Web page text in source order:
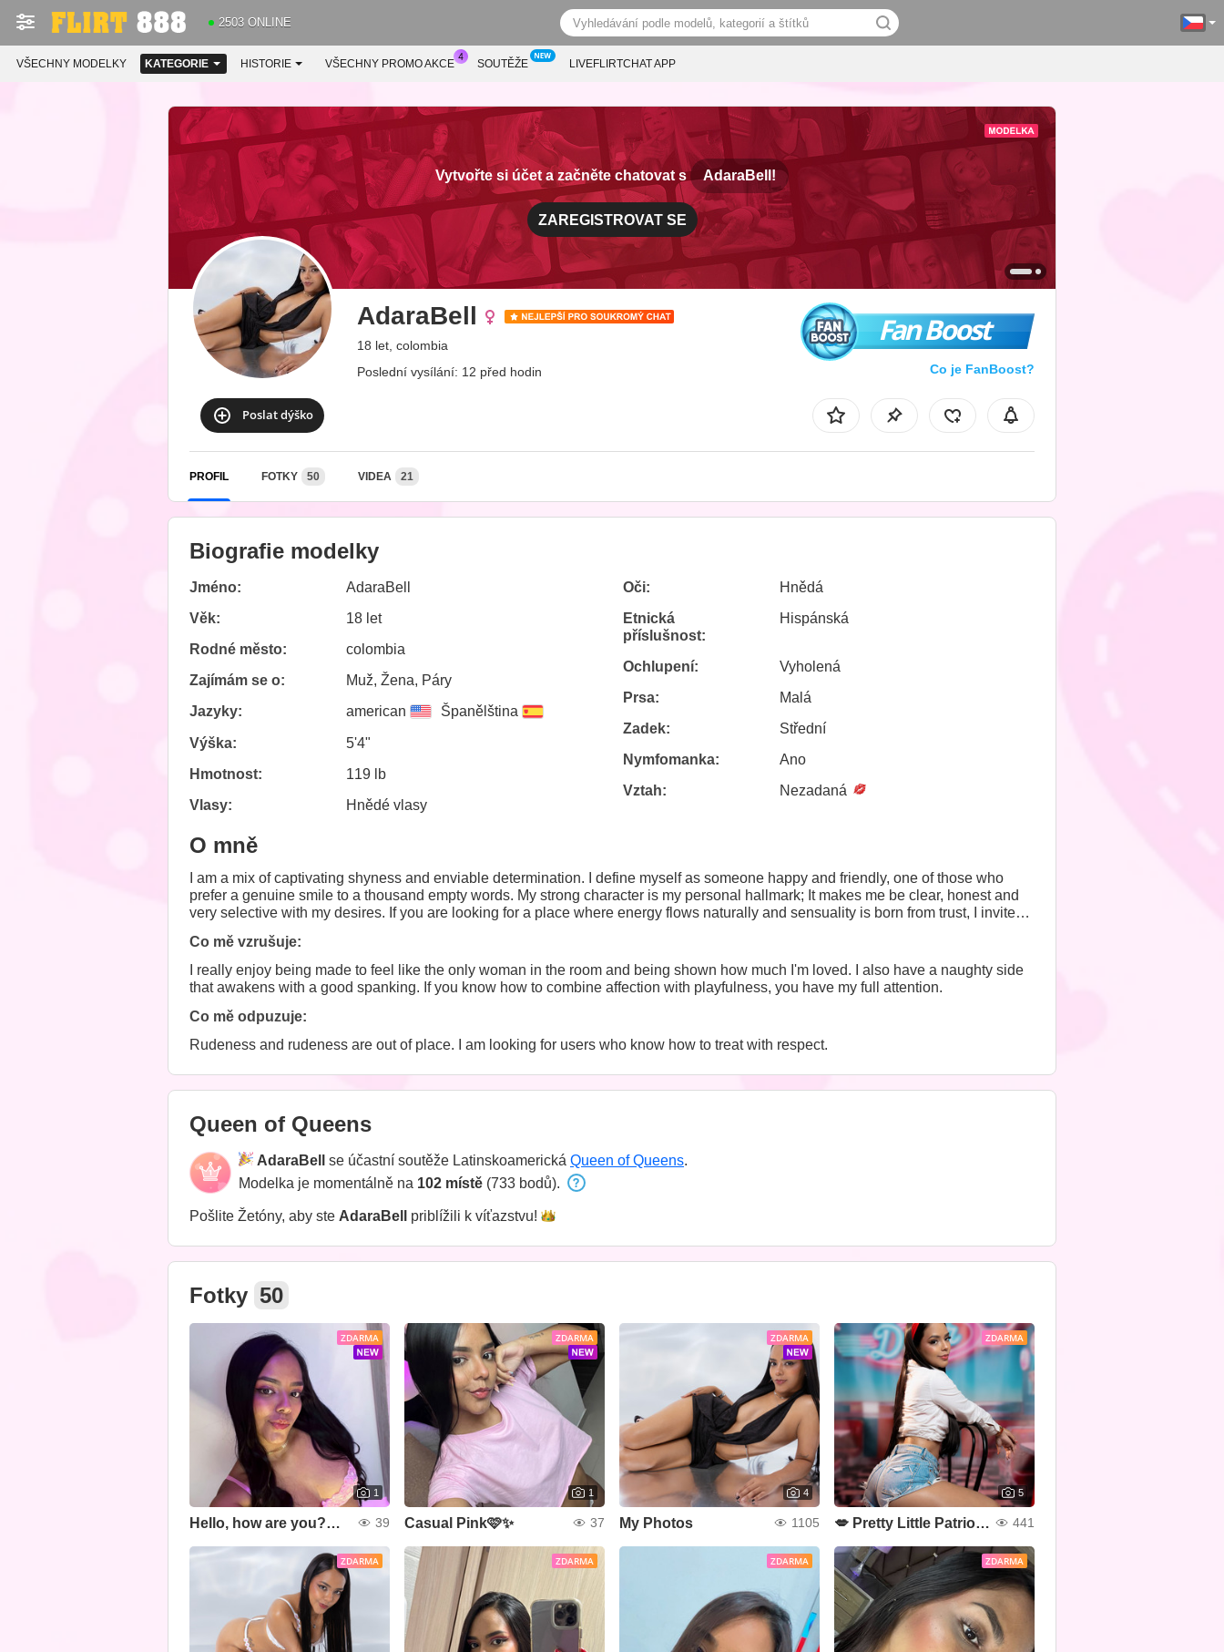
2503 ONLINE
VŠECHNY MODELKY KATEGORIE HISTORIE VŠECHNY PROMO AKCE SOUTĚŽE LIVEFLIRTCHAT APP
Vytvořte si účet a začněte chatovat s AdaraBell!
ZAREGISTROVAT SE
AdaraBell
18 let, colombia
Poslední vysílání: 12 před hodin
Fan Boost
Co je FanBoost?
Poslat dýško
PROFIL FOTKY 50 VIDEA 21
Biografie modelky
Jméno:
AdaraBell
Věk:
18 let
Rodné město:
colombia
Zajímám se o:
Muž, Žena, Páry
Jazyky:
american Španělština
Výška:
5'4"
Hmotnost:
119 lb
Vlasy:
Hnědé vlasy
Oči:
Hnědá
Etnická
příslušnost:
Hispánská
Ochlupení:
Vyholená
Prsa:
Malá
Zadek:
Střední
Nymfomanka:
Ano
Vztah:
Nezadaná
O mně
I am a mix of captivating shyness and enviable determination. I define myself as someone happy and friendly, one of those who
prefer a genuine smile to a thousand empty words. My strong character is my personal hallmark; It makes me be clear, honest and
very selective with my desires. If you are looking for a place where energy flows naturally and sensuality is born from trust, I invite
Co mě vzrušuje:
I really enjoy being made to feel like the only woman in the room and being shown how much I'm loved. I also have a naughty side
that awakens with a good spanking. If you know how to combine affection with playfulness, you have my full attention.
Co mě odpuzuje:
Rudeness and rudeness are out of place. I am looking for users who know how to treat with respect.
Queen of Queens
AdaraBell se účastní soutěže Latinskoamerická Queen of Queens.
Modelka je momentálně na 102 místě (733 bodů).
Pošlite Žetóny, aby ste AdaraBell priblížili k víťazstvu!
Fotky 50
ZDARMA
1
Hello, how are you?💞🧸 39
ZDARMA
1
Casual Pink🩷✨ 37
ZDARMA
4
My Photos 1105
ZDARMA
5
💋 Pretty Little Patriot 💙❤🤍✨ 441
ZDARMA ZDARMA ZDARMA ZDARMA